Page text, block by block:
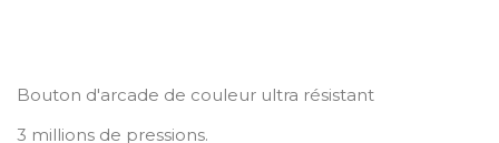
Bouton d'arcade de couleur ultra résistant
3 millions de pressions.